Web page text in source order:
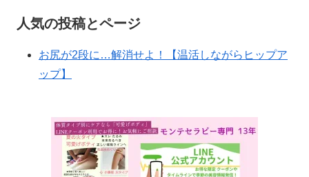
人気の投稿とページ
お尻が2段に…解消せよ！【温活しながらヒップア
ップ】